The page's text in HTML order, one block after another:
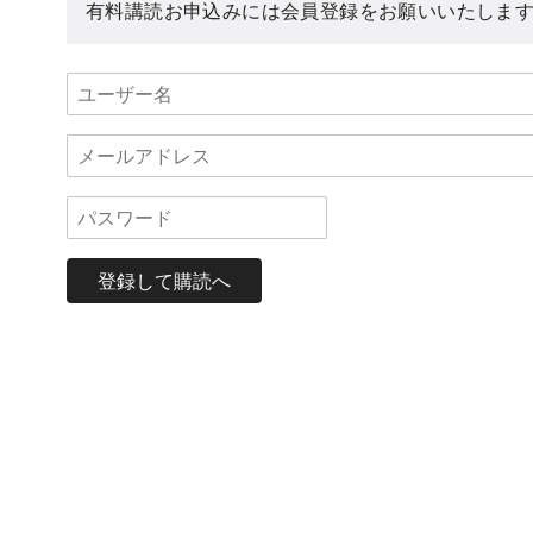
有料講読お申込みには会員登録をお願いいたしま
登録して購読へ